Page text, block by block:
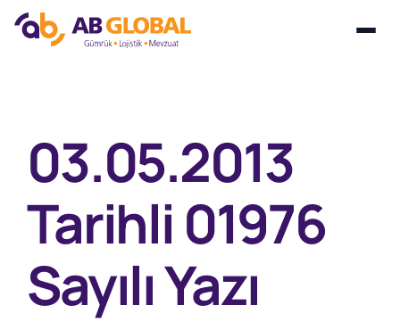
03.05.2013
Tarihli 01976
Sayılı Yazı